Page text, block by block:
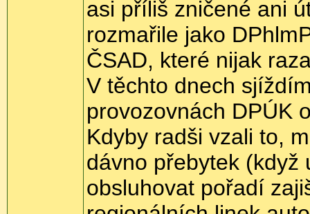
asi příliš zničené ani
rozmařile jako
ČSAD, které nijak
V těchto dnech
provozovnách DPÚK
Kdyby radši vzali to,
dávno přebytek (když
obsluhovat pořadí